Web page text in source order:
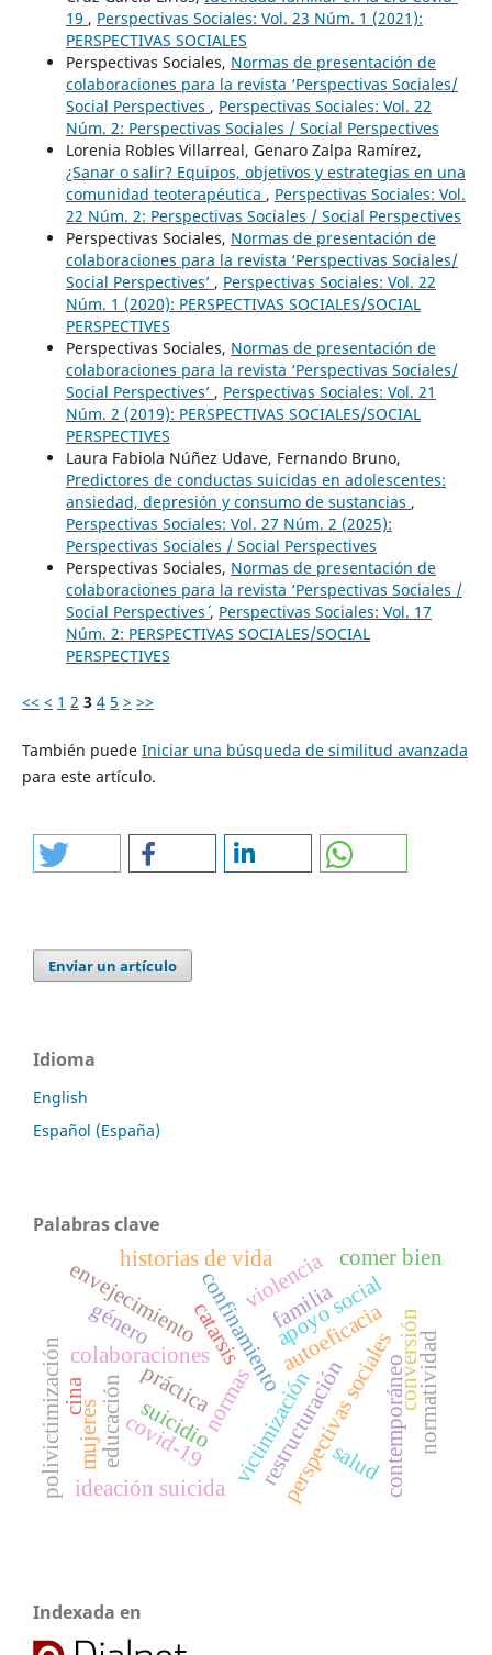
19 , Perspectivas Sociales: Vol. 23 Núm. 1 (2021):
PERSPECTIVAS SOCIALES
Perspectivas Sociales, Normas de presentación de
colaboraciones para la revista ‘Perspectivas Sociales/
Social Perspectives , Perspectivas Sociales: Vol. 22
Núm. 2: Perspectivas Sociales / Social Perspectives
Lorenia Robles Villarreal, Genaro Zalpa Ramírez,
¿Sanar o salir? Equipos, objetivos y estrategias en una
comunidad teoterapéutica , Perspectivas Sociales: Vol.
22 Núm. 2: Perspectivas Sociales / Social Perspectives
Perspectivas Sociales, Normas de presentación de
colaboraciones para la revista ‘Perspectivas Sociales/
Social Perspectives’ , Perspectivas Sociales: Vol. 22
Núm. 1 (2020): PERSPECTIVAS SOCIALES/SOCIAL
PERSPECTIVES
Perspectivas Sociales, Normas de presentación de
colaboraciones para la revista ‘Perspectivas Sociales/
Social Perspectives’ , Perspectivas Sociales: Vol. 21
Núm. 2 (2019): PERSPECTIVAS SOCIALES/SOCIAL
PERSPECTIVES
Laura Fabiola Núñez Udave, Fernando Bruno,
Predictores de conductas suicidas en adolescentes:
ansiedad, depresión y consumo de sustancias ,
Perspectivas Sociales: Vol. 27 Núm. 2 (2025):
Perspectivas Sociales / Social Perspectives
Perspectivas Sociales, Normas de presentación de
colaboraciones para la revista ‘Perspectivas Sociales /
Social Perspectives´, Perspectivas Sociales: Vol. 17
Núm. 2: PERSPECTIVAS SOCIALES/SOCIAL
PERSPECTIVES
<< < 1 2 3 4 5 > >>
También puede Iniciar una búsqueda de similitud avanzada
para este artículo.
Enviar un artículo
Idioma
English
Español (España)
Palabras clave
normas
colaboraciones perspectivas sociales
victimización
polivictimización suicidio
covid-19
confinamiento
ideación suicida
autoeficacia
apoyo social
historias de vida
catarsis conversión
envejecimiento familia
violencia
práctica contemporáneonormatividad
educación restructuraciónsalud
género
mujeres
comer bien
cina
Indexada en